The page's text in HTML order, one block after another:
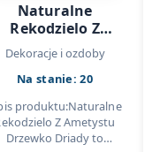
Naturalne
Rekodzielo Z
Drzewko
Driady
Dekoracje i ozdoby
Na stanie: 20
produktu:Naturalne
Z Ametystu
Drzewko Driady to